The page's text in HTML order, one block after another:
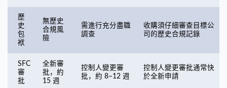
歷
史
包
袱
無歷史
合規風
險
需進行充分盡職
調查
收購須仔細審查目標公
司的歷史合規記錄
SFC
審
批
全新審
批，約
15 週
控制人變更審
批，約 8–12 週
控制人變更審批通常快
於全新申請